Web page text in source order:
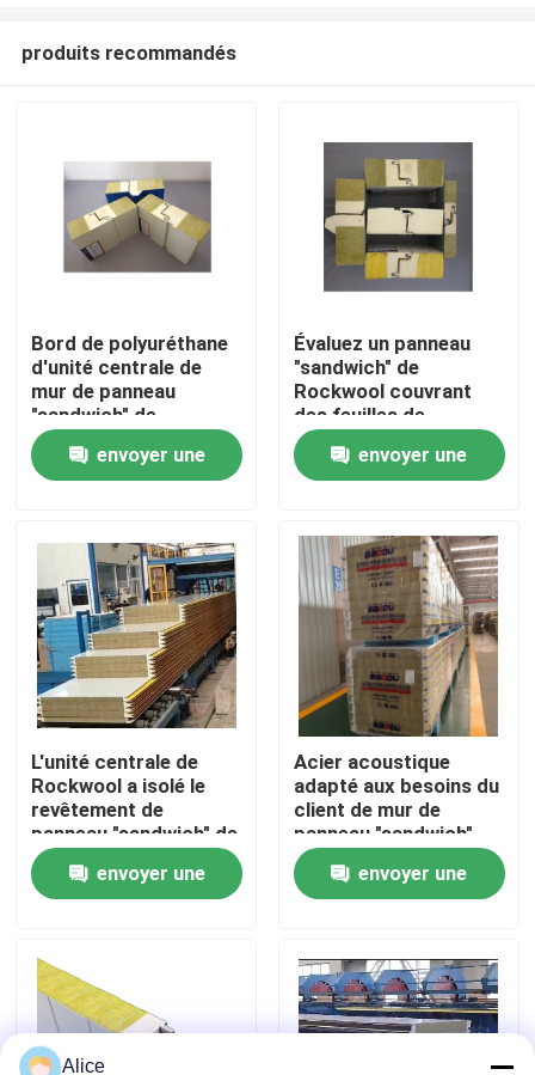
Maison
Produits
Visite d'usine
Contrôle de qualité
Contactez-nous
Demandez une citation
Entrepôt de structure métallique
atelier de structure métallique
produits recommandés
Bord de polyuréthane
d'unité centrale de
mur de panneau
"sandwich" de
Rockwool d'isolation
envoyer une
Évaluez un panneau
"sandwich" de
Rockwool couvrant
des feuilles de
cachetage de
polyuréthane ignifuge
envoyer une
L'unité centrale de
Rockwool a isolé le
revêtement de
panneau "sandwich" de
panneau pour le toit et
le mur envoyer une
Acier acoustique
adapté aux besoins du
client de mur de
panneau "sandwich"
d'isolation de
Rockwool insonorisé
envoyer une
Alice